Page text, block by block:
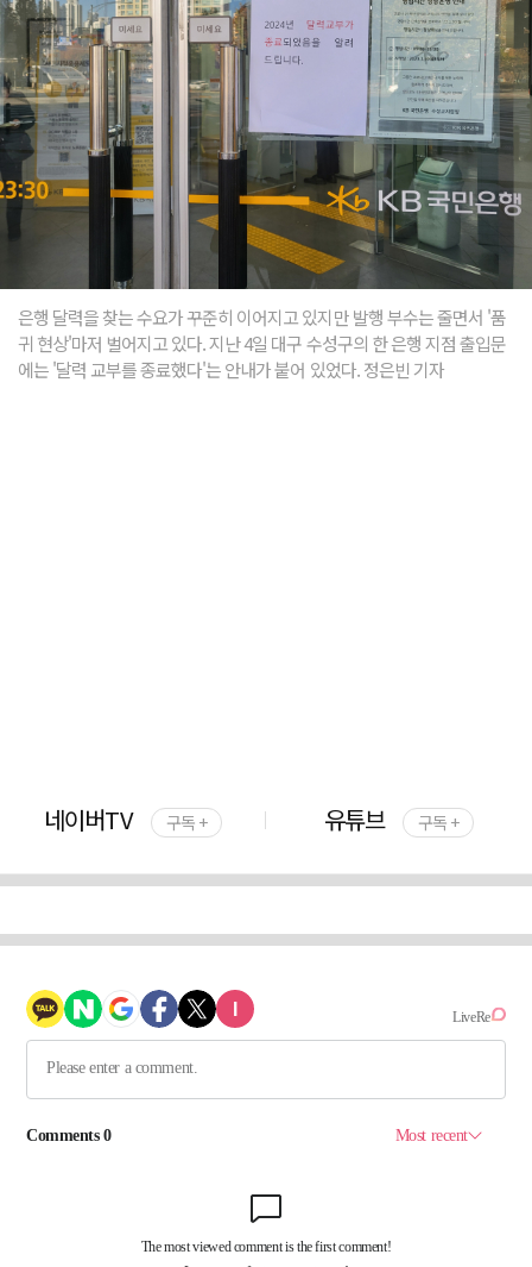
은행 달력을 찾는 수요가 꾸준히 이어지고 있지만 발행 부수는 줄면서 '품
귀 현상'마저 벌어지고 있다. 지난 4일 대구 수성구의 한 은행 지점 출입문
에는 '달력 교부를 종료했다'는 안내가 붙어 있었다. 정은빈 기자
네이버TV 구독 + 유튜브 구독 +